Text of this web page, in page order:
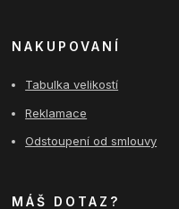
NAKUPOVANÍ
Tabulka velikostí
Reklamace
Odstoupení od smlouvy
MÁŠ DOTAZ?